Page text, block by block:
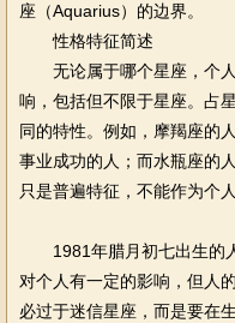
座（Aquarius）的边界。
性格特征简述
无论属于哪个星座，个
响，包括但不限于星座。占
同的特性。例如，摩羯座的
事业成功的人；而水瓶座的
只是普遍特征，不能作为个
1981年腊月初七出生的人
对个人有一定的影响，但人
必过于迷信星座，而是要在